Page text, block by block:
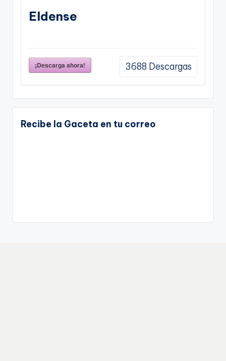
Eldense
¡Descarga ahora! 3688 Descargas
Recibe la Gaceta en tu correo